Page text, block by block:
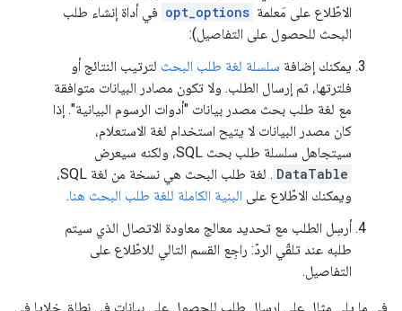
الاطّلاع على مَعلمة opt_options في أداة إنشاء طلب
البحث للحصول على التفاصيل):
يمكنك إضافة سلسلة لغة طلب البحث لترتيب النتائج أو
فلترتها، ثم إرسال الطلب. ولا تكون مصادر البيانات متوافقة
مع لغة طلب بحث مصدر بيانات "أدوات الرسوم البيانية". إذا
كان مصدر البيانات لا يتيح استخدام لغة الاستعلام،
سيتجاهل سلسلة طلب بحث SQL، ولكنه سيعرض
DataTable
. لغة طلب البحث هي نسخة من لغة SQL،
ويمكنك الاطّلاع على البنية الكاملة للغة طلب البحث هنا.
أرسِل الطلب مع تحديد معالج معاودة الاتصال الذي سيتم
طلبه عند تلقّي الردّ: راجِع القسم التالي للاطّلاع على
التفاصيل.
في ما يلي مثال على إرسال طلب للحصول على بيانات في نطاق خلايا في